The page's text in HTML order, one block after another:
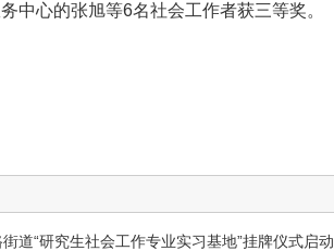
中心的张旭等6名社会工作者获三等奖。
道“研究生社会工作专业实习基地”挂牌仪式启动